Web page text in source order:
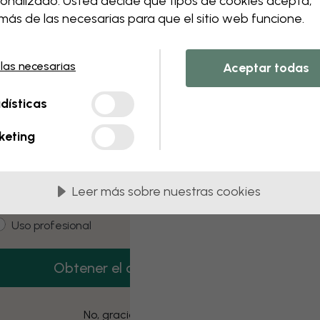
this component. Please contact
3 muestras gratis
3 muestras de papel pintado gratis.
Uso profesional
Obtener el código
No, gracias
de las necesarias para que el sitio web funcione.
necesarias Aceptar todas
Leer más sobre nuestras cookies